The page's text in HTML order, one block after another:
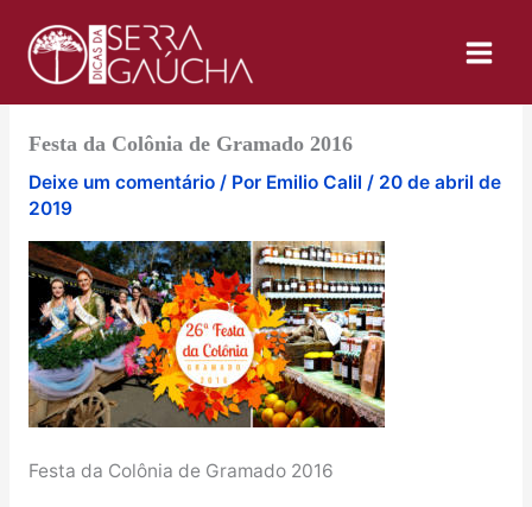
para
conteúdo
Festa da Colônia de Gramado 2016
Deixe um comentário / Por Emilio Calil / 20 de abril de
2019
Festa da Colônia de Gramado 2016